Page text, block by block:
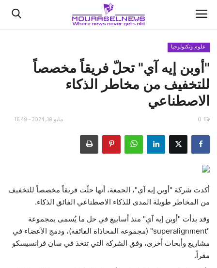
الأخبار
كتّابنا
السعودية
اقتصاد
علوم وتكنولوجيا
رياضة
فيديو
حياة
علوم وتكنولوجيا
"أوبن إيه آي" تحلّ فريقاً مخصصاً
للتخفيف من مخاطر الذكاء
الاصطناعي
مايو 18, 2024 - 16:48 0
أكدت شركة "أوبن إيه آي"، الجمعة، أنها حلّت فريقاً مخصصاً للتخفيف
من المخاطر طويلة المدى للذكاء الاصطناعي الفائق الذكاء.
وقد بدأت "أوبن إيه آي" منذ أسابيع في حل ما يُسمى بمجموعة
"superalignment" (مجموعة المحاذاة الفائقة)، ودمج الأعضاء في
مشاريع وأبحاث أخرى، وفق الشركة التي تتخذ في سان فرانسيسكو
مقراً.